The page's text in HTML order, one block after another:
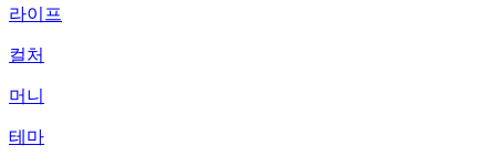
라이프
컬처
머니
테마